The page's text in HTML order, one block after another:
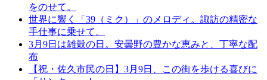
をのせて。
世界に響く「39（ミク）」のメロディ。諏訪の精密な
手仕事に乗せて。
3月9日は雑穀の日。安曇野の豊かな恵みと、丁寧な配
布
【祝・佐久市民の日】3月9日、この街を歩ける喜びに